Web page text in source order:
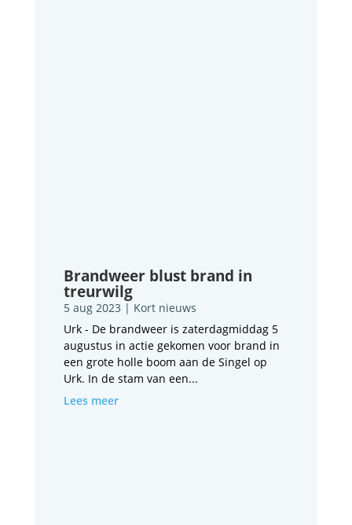
Brandweer blust brand in
treurwilg
5 aug 2023 | Kort nieuws
Urk - De brandweer is zaterdagmiddag 5
augustus in actie gekomen voor brand in
een grote holle boom aan de Singel op
Urk. In de stam van een...
Lees meer